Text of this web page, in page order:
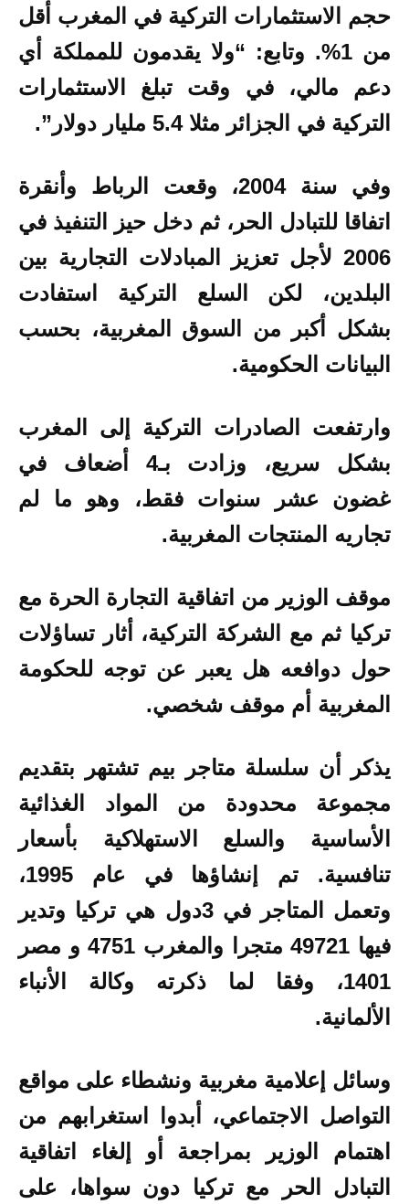
حجم الاستثمارات التركية في المغرب أقل
من 1%. وتابع: “ولا يقدمون للمملكة أي
دعم مالي، في وقت تبلغ الاستثمارات
التركية في الجزائر مثلا 5.4 مليار دولار”.
وفي سنة 2004، وقعت الرباط وأنقرة
اتفاقا للتبادل الحر، ثم دخل حيز التنفيذ في
2006 لأجل تعزيز المبادلات التجارية بين
البلدين، لكن السلع التركية استفادت
بشكل أكبر من السوق المغربية، بحسب
البيانات الحكومية.
وارتفعت الصادرات التركية إلى المغرب
بشكل سريع، وزادت بـ4 أضعاف في
غضون عشر سنوات فقط، وهو ما لم
تجاريه المنتجات المغربية.
موقف الوزير من اتفاقية التجارة الحرة مع
تركيا ثم مع الشركة التركية، أثار تساؤلات
حول دوافعه هل يعبر عن توجه للحكومة
المغربية أم موقف شخصي.
يذكر أن سلسلة متاجر بيم تشتهر بتقديم
مجموعة محدودة من المواد الغذائية
الأساسية والسلع الاستهلاكية بأسعار
تنافسية. تم إنشاؤها في عام 1995،
وتعمل المتاجر في 3دول هي تركيا وتدير
فيها 49721 متجرا والمغرب 4751 و مصر
1401، وفقا لما ذكرته وكالة الأنباء
الألمانية.
وسائل إعلامية مغربية ونشطاء على مواقع
التواصل الاجتماعي، أبدوا استغرابهم من
اهتمام الوزير بمراجعة أو إلغاء اتفاقية
التبادل الحر مع تركيا دون سواها، على